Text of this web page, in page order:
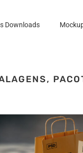
Downloads